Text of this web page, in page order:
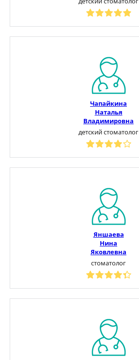
Чапайкина
Наталья
Владимировна
детский стоматолог
Яншаева
Нина
Яковлевна
стоматолог